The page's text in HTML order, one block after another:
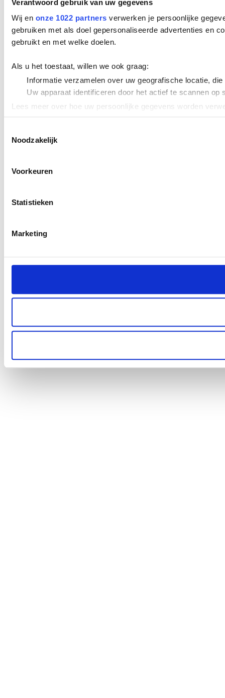
Verantwoord gebruik van uw gegevens
Wij en onze 1022 partners verwerken je persoonlijke
gebruiken met als doel gepersonaliseerde advertenties en
gebruikt en met welke doelen.
Als u het toestaat, willen we ook graag:
Informatie verzamelen over uw geografische locatie,
Uw apparaat identificeren door het actief te scannen op
Lees meer over hoe uw persoonlijke gegevens worden
We gebruiken cookies om content en advertenties te
verstrekt of die ze hebben verzameld op basis van uw
Noodzakelijk
Voorkeuren
Statistieken
Marketing